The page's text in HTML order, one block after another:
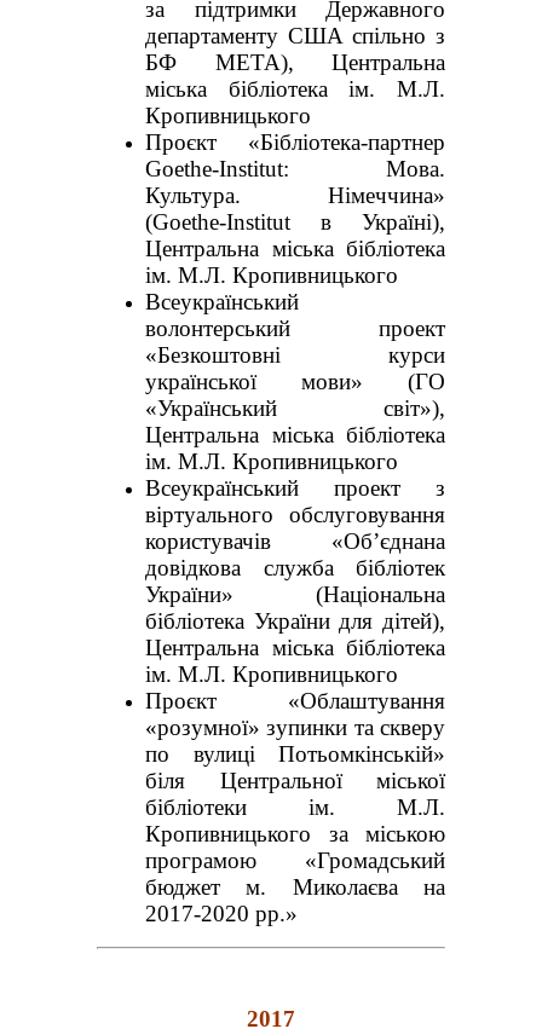
за підтримки Державного
департаменту США спільно з
БФ МЕТА), Центральна
міська бібліотека ім. М.Л.
Кропивницького
Проєкт «Бібліотека-партнер
Goethe-Institut: Мова.
Культура. Німеччина»
(Goethe-Institut в Україні),
Центральна міська бібліотека
ім. М.Л. Кропивницького
Всеукраїнський
волонтерський проект
«Безкоштовні курси
української мови» (ГО
«Український світ»),
Центральна міська бібліотека
ім. М.Л. Кропивницького
Всеукраїнський проект з
віртуального обслуговування
користувачів «Об’єднана
довідкова служба бібліотек
України» (Національна
бібліотека України для дітей),
Центральна міська бібліотека
ім. М.Л. Кропивницького
Проєкт «Облаштування
«розумної» зупинки та скверу
по вулиці Потьомкінській»
біля Центральної міської
бібліотеки ім. М.Л.
Кропивницького за міською
програмою «Громадський
бюджет м. Миколаєва на
2017-2020 рр.»
2017